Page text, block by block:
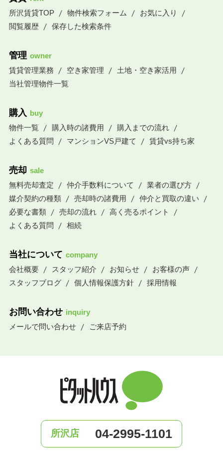
所沢賃貸TOP
物件検索フォーム
お気に入り
閲覧履歴
保存した検索条件
管理 owner
賃貸管理業務
空き家管理
土地・空き家活用
当社管理物件一覧
購入 buy
物件一覧
購入時の諸費用
購入までの流れ
よくある質問
マンションVS戸建て 賃貸vs持ち家
売却 sale
無料売却査定
仲介手数料について
業者の選び方
媒介契約の種類
売却時の諸費用
仲介と買取の違い
必要な書類
売却の流れ
高く売るポイント
よくある質問
相続
当社について company
会社概要
スタッフ紹介 お知らせ
お客様の声
スタッフブログ
個人情報保護方針 採用情報
お問い合わせ inquiry
メールで問い合わせ
ご来店予約
所沢店 04-2995-1101